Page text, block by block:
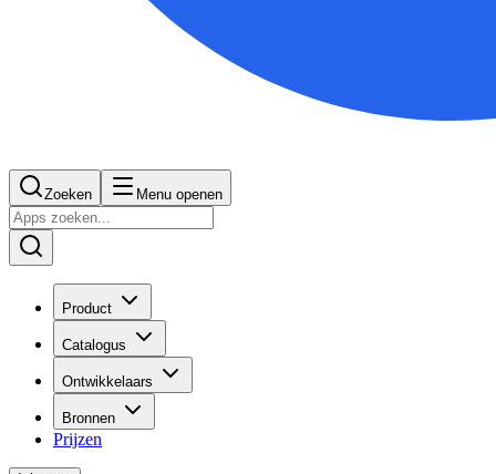
Zoeken Menu openen
Product
Catalogus
Ontwikkelaars
Bronnen
Prijzen